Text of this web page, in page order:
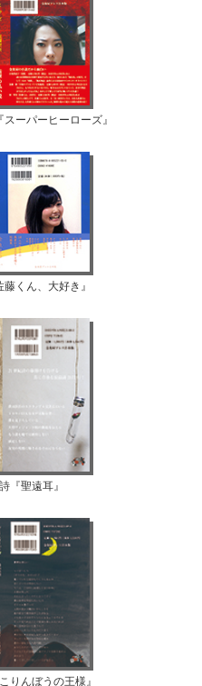
ーパーヒーローズ』
くん、大好き』
『聖遠耳』
りんぼうの王様』